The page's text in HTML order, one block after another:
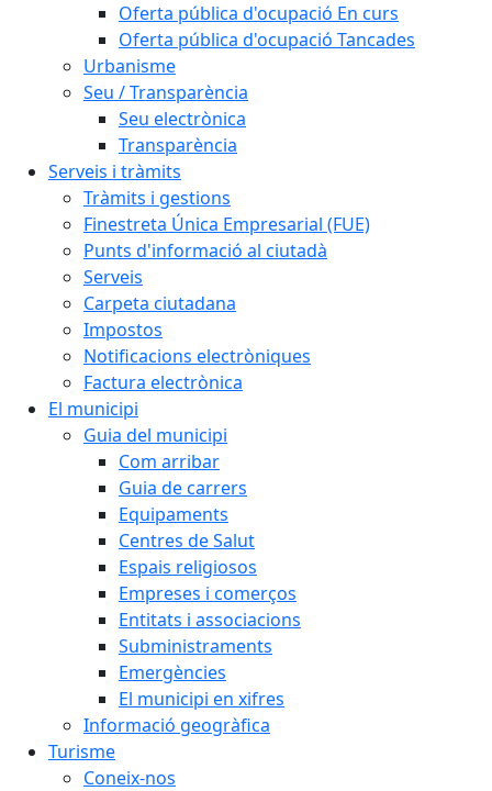
Oferta pública d'ocupació En curs
Oferta pública d'ocupació Tancades
Urbanisme
Seu / Transparència
Seu electrònica
Transparència
Serveis i tràmits
Tràmits i gestions
Finestreta Única Empresarial (FUE)
Punts d'informació al ciutadà
Serveis
Carpeta ciutadana
Impostos
Notificacions electròniques
Factura electrònica
El municipi
Guia del municipi
Com arribar
Guia de carrers
Equipaments
Centres de Salut
Espais religiosos
Empreses i comerços
Entitats i associacions
Subministraments
Emergències
El municipi en xifres
Informació geogràfica
Turisme
Coneix-nos